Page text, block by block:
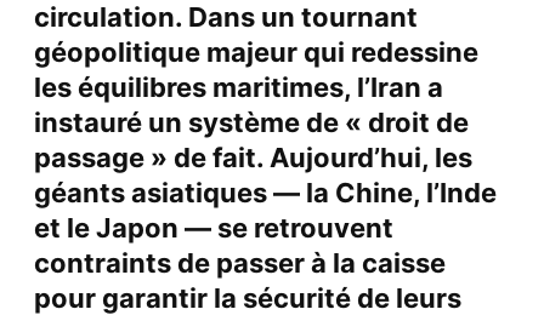
circulation. Dans un tournant
géopolitique majeur qui redessine
les équilibres maritimes, l’Iran a
instauré un système de « droit de
passage » de fait. Aujourd’hui, les
géants asiatiques — la Chine, l’Inde
et le Japon — se retrouvent
contraints de passer à la caisse
pour garantir la sécurité de leurs